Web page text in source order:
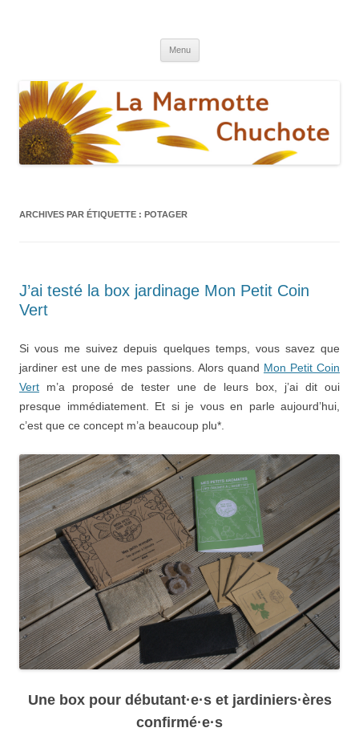
Menu
ARCHIVES PAR ÉTIQUETTE : POTAGER
J’ai testé la box jardinage Mon Petit Coin
Vert
Si vous me suivez depuis quelques temps, vous savez que
jardiner est une de mes passions. Alors quand Mon Petit Coin
Vert m’a proposé de tester une de leurs box, j’ai dit oui
presque immédiatement. Et si je vous en parle aujourd’hui,
c’est que ce concept m’a beaucoup plu*.
Une box pour débutant·e·s et jardiniers·ères
confirmé·e·s